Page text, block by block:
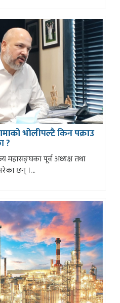
भोलीपल्टै किन पक्राउ
?
महासङ्घका पूर्व अध्यक्ष तथा
छन् ।...